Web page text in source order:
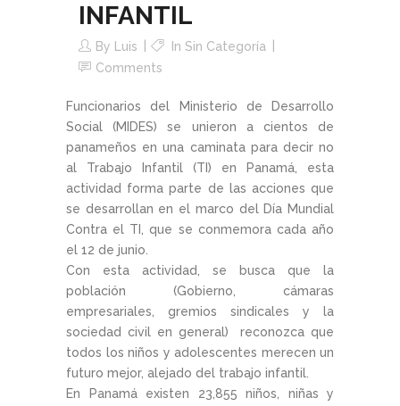
INFANTIL
By Luis
In Sin Categoría
Comments
Funcionarios del Ministerio de Desarrollo
Social (MIDES) se unieron a cientos de
panameños en una caminata para decir no
al Trabajo Infantil (TI) en Panamá, esta
actividad forma parte de las acciones que
se desarrollan en el marco del Día Mundial
Contra el TI, que se conmemora cada año
el 12 de junio.
Con esta actividad, se busca que la
población (Gobierno, cámaras
empresariales, gremios sindicales y la
sociedad civil en general) reconozca que
todos los niños y adolescentes merecen un
futuro mejor, alejado del trabajo infantil.
En Panamá existen 23,855 niños, niñas y